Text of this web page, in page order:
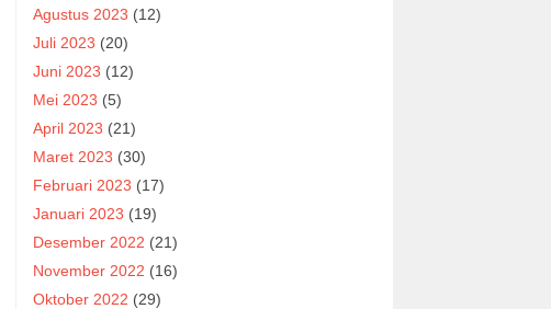
Agustus 2023 (12)
Juli 2023 (20)
Juni 2023 (12)
Mei 2023 (5)
April 2023 (21)
Maret 2023 (30)
Februari 2023 (17)
Januari 2023 (19)
Desember 2022 (21)
November 2022 (16)
Oktober 2022 (29)